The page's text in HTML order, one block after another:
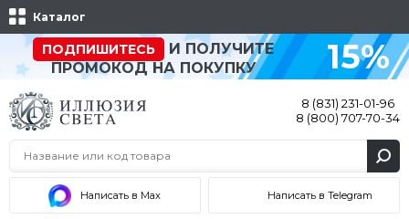
Каталог
ПОДПИШИТЕСЬ
И ПОЛУЧИТЕ
ПРОМОКОД НА ПОКУПКУ
15%
8 (831) 231-01-96
8 (800) 707-70-34
Написать в Max Написать в Telegram